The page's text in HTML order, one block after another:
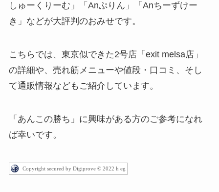
しゅーくりーむ」「Anぷりん」「Anちーずけー
き」などが大評判のおみせです。
こちらでは、東京似できた2号店「exit melsa店」
の詳細や、売れ筋メニューや値段・口コミ、そし
て通販情報などもご紹介しています。
「あんこの勝ち」に興味がある方のご参考になれ
ば幸いです。
Copyright secured by Digiprove © 2022 h eg